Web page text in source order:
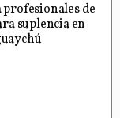
profesionales de
suplencia en